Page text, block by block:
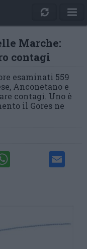
Marche:
contagi
esaminati 559
Anconetano e
contagi. Uno è
il Gores ne